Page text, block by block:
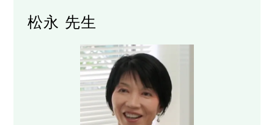
松永 先生